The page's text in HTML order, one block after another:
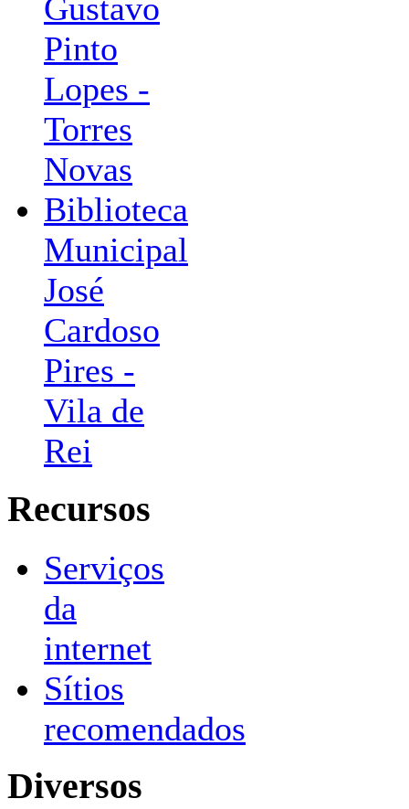
Gustavo
Pinto
Lopes -
Torres
Novas
Biblioteca
Municipal
José
Cardoso
Pires -
Vila de
Rei
Recursos
Serviços
da
internet
Sítios
recomendados
Diversos